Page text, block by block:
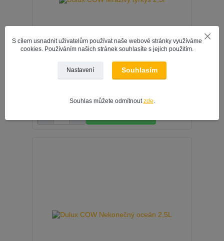
Dulux COW Mrazivý tyrkys 2,5l
bez DPH
S cílem usnadnit uživatelům používat naše webové stránky využíváme
cookies. Používáním našich stránek souhlasíte s jejich použitím.
Nastavení Souhlasím
Souhlas můžete odmítnout zde